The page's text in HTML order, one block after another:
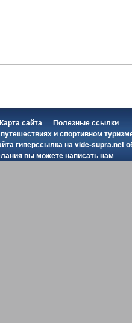
Карта сайта
Полезные ссылки
и спортивном
гиперссылка наvide-supra.net
вы можетенаписать нам